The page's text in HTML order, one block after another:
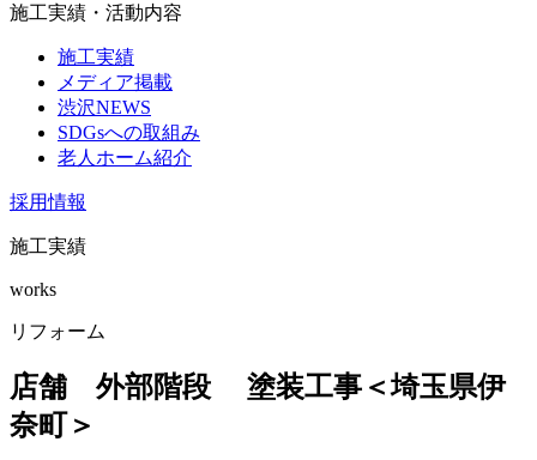
施工実績・活動内容
施工実績
メディア掲載
渋沢NEWS
SDGsへの取組み
老人ホーム紹介
採用情報
施工実績
works
リフォーム
店舗 外部階段 塗装工事＜埼玉県伊
奈町＞